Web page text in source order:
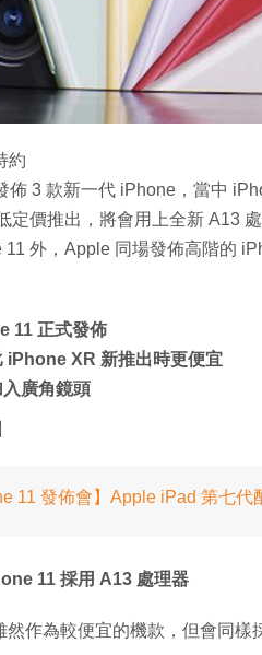
約
佈 3 款新一代 iPhone，當中
定價推出，將會用上全新 A13
11 外，Apple 同場發佈高階的
11 正式發佈
iPhone XR 新推出時更便宜
廣角鏡頭
11 發佈會】Apple iPad 第七
11 採用 A13 處理器
然作為較便宜的機款，但會同樣